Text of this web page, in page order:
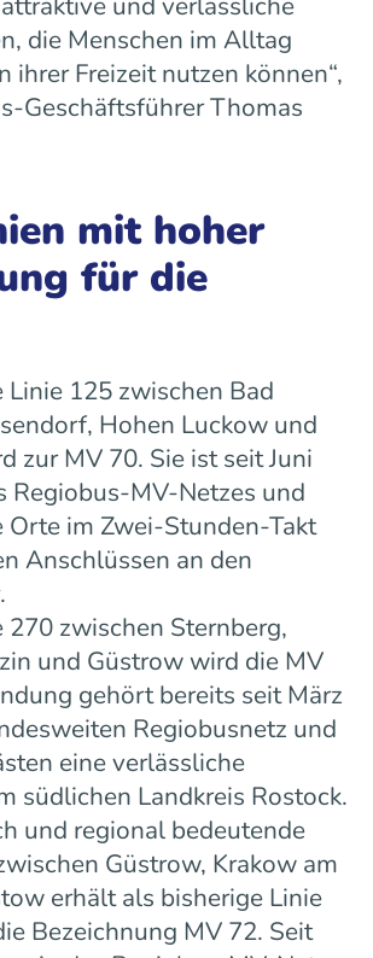
die Menschen im Alltag
ihrer Freizeit nutzen können“,
Geschäftsführer Thomas
mit hoher
für die
Linie 125 zwischen Bad
Hohen Luckow und
zur MV 70. Sie ist seit Juni
Regiobus-MV-Netzes und
Orte im Zwei-Stunden-Takt
Anschlüssen an den
270 zwischen Sternberg,
und Güstrow wird die MV
gehört bereits seit März
Regiobusnetz und
eine verlässliche
südlichen Landkreis Rostock.
und regional bedeutende
Güstrow, Krakow am
erhält als bisherige Linie
Bezeichnung MV 72. Seit